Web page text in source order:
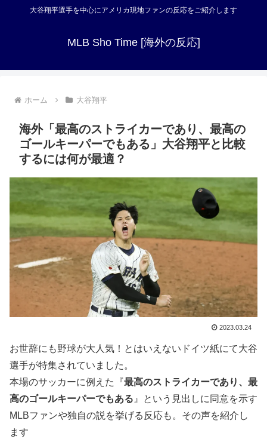
大谷翔平選手を中心にアメリカ現地ファンの反応をご紹介します
MLB Sho Time [海外の反応]
ホーム 大谷翔平
海外「最高のストライカーであり、最高の
ゴールキーパーでもある」大谷翔平と比較
するには何が最適？
2023.03.24
お世辞にも野球が大人気！とはいえないドイツ紙にて大谷
選手が特集されていました。
本場のサッカーに例えた『最高のストライカーであり、最
高のゴールキーパーでもある 』という見出しに同意を示す
MLBファンや独自の説を挙げる反応も。その声を紹介し
ます